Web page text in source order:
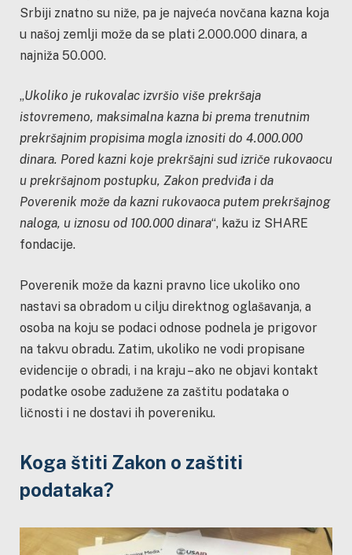
Srbiji znatno su niže, pa je najveća novčana kazna koja
u našoj zemlji može da se plati 2.000.000 dinara, a
najniža 50.000.
„Ukoliko je rukovalac izvršio više prekršaja
istovremeno, maksimalna kazna bi prema trenutnim
prekršajnim propisima mogla iznositi do 4.000.000
dinara. Pored kazni koje prekršajni sud izriče rukovaocu
u prekršajnom postupku, Zakon predviđa i da
Poverenik može da kazni rukovaoca putem prekršajnog
naloga, u iznosu od 100.000 dinara“, kažu iz SHARE
fondacije.
Poverenik može da kazni pravno lice ukoliko ono
nastavi sa obradom u cilju direktnog oglašavanja, a
osoba na koju se podaci odnose podnela je prigovor
na takvu obradu. Zatim, ukoliko ne vodi propisane
evidencije o obradi, i na kraju – ako ne objavi kontakt
podatke osobe zadužene za zaštitu podataka o
ličnosti i ne dostavi ih povereniku.
Koga štiti Zakon o zaštiti
podataka?